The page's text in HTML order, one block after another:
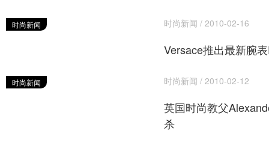
时尚新闻 时尚新闻 / 2010-02-16
Versace推出最新腕
时尚新闻 时尚新闻 / 2010-02-12
英国时尚教父
杀